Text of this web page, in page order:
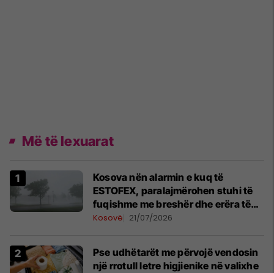
Më të lexuarat
Kosova nën alarmin e kuq të
ESTOFEX, paralajmërohen stuhi të
fuqishme me breshër dhe erëra të
forta
Kosovë 21/07/2026
Pse udhëtarët me përvojë vendosin
një rrotull letre higjienike në valixhe